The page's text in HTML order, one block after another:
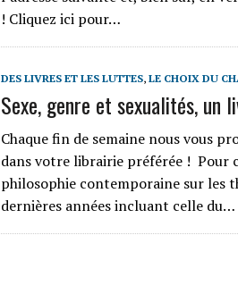
! Cliquez ici pour…
DES LIVRES ET LES LUTTES, LE CHOIX DU
Sexe, genre et sexualités, un
Chaque fin de semaine nous vous
dans votre librairie préférée ! Pour
philosophie contemporaine sur les
dernières années incluant celle du…